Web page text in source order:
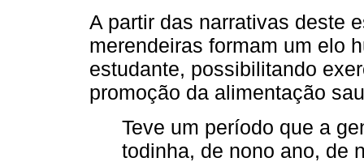
A partir das narrativas deste
merendeiras formam um elo
estudante, possibilitando
promoção da alimentação
Teve um período que a
todinha, de nono ano, de